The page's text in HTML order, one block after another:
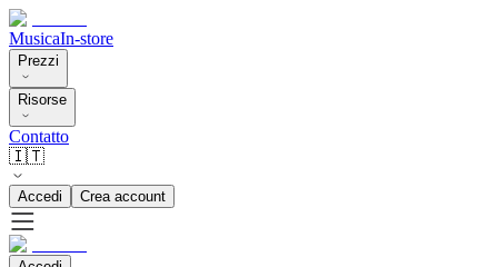
MusicaIn-store
Prezzi
Risorse
Contatto
🇮🇹
Accedi Crea account